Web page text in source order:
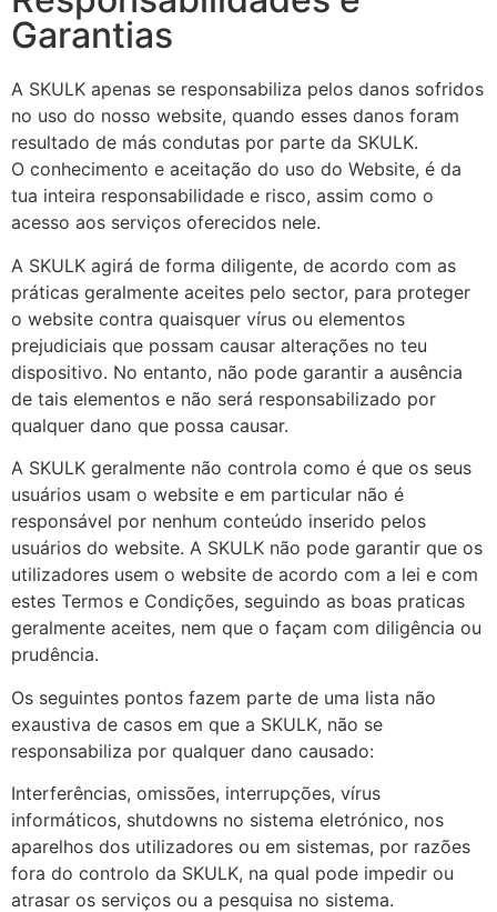
Garantias
A SKULK apenas se responsabiliza pelos danos sofridos
no uso do nosso website, quando esses danos foram
resultado de más condutas por parte da SKULK.
O conhecimento e aceitação do uso do Website, é da
tua inteira responsabilidade e risco, assim como o
acesso aos serviços oferecidos nele.
A SKULK agirá de forma diligente, de acordo com as
práticas geralmente aceites pelo sector, para proteger
o website contra quaisquer vírus ou elementos
prejudiciais que possam causar alterações no teu
dispositivo. No entanto, não pode garantir a ausência
de tais elementos e não será responsabilizado por
qualquer dano que possa causar.
A SKULK geralmente não controla como é que os seus
usuários usam o website e em particular não é
responsável por nenhum conteúdo inserido pelos
usuários do website. A SKULK não pode garantir que os
utilizadores usem o website de acordo com a lei e com
estes Termos e Condições, seguindo as boas praticas
geralmente aceites, nem que o façam com diligência ou
prudência.
Os seguintes pontos fazem parte de uma lista não
exaustiva de casos em que a SKULK, não se
responsabiliza por qualquer dano causado:
Interferências, omissões, interrupções, vírus
informáticos, shutdowns no sistema eletrónico, nos
aparelhos dos utilizadores ou em sistemas, por razões
fora do controlo da SKULK, na qual pode impedir ou
atrasar os serviços ou a pesquisa no sistema.